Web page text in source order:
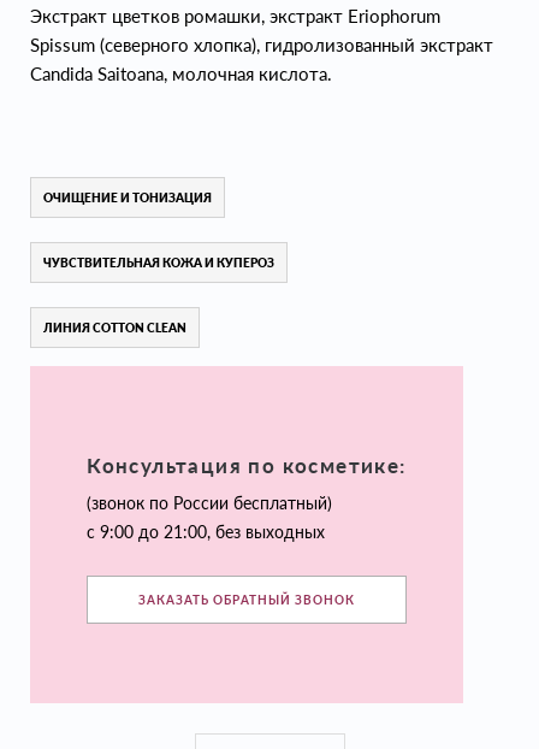
Экстракт цветков ромашки, экстракт Eriophorum
Spissum (северного хлопка), гидролизованный экстракт
Candida Saitoana, молочная кислота.
ОЧИЩЕНИЕ И ТОНИЗАЦИЯ
ЧУВСТВИТЕЛЬНАЯ КОЖА И КУПЕРОЗ
ЛИНИЯ COTTON CLEAN
Консультация по косметике:
(звонок по России бесплатный)
с 9:00 до 21:00, без выходных
ЗАКАЗАТЬ ОБРАТНЫЙ ЗВОНОК